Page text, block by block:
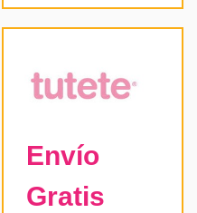
Envío
Gratis